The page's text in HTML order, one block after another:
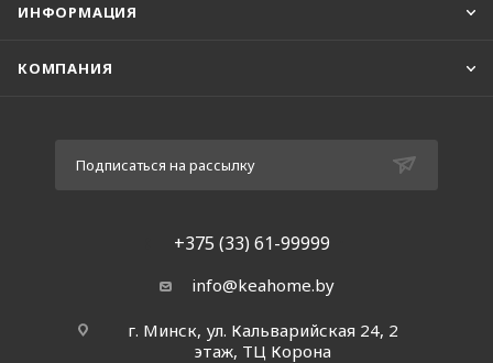
ИНФОРМАЦИЯ
КОМПАНИЯ
Подписаться на рассылку
+375 (33) 61-99999
info@keahome.by
г. Минск, ул. Кальварийская 24, 2
этаж, ТЦ Корона